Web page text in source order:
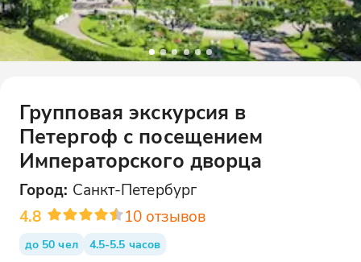
Групповая экскурсия в
Петергоф с посещением
Императорского дворца
Город: Санкт-Петербург
4.8
10 отзывов
до 50 чел 4.5-5.5 часов